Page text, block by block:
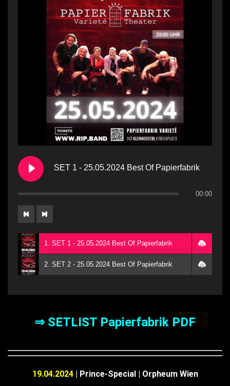
SET 1 - 25.05.2024 Best Of Papierfabrik
00:00
1. SET 1 - 25.05.2024 Best Of Papierfabrik
2. SET 2 - 25.05.2024 Best Of Papierfabrik
⇒ SETLIST Papierfabrik PDF
19.04.2024| Prince-Special | Orpheum Wien